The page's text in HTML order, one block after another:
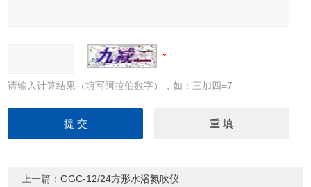
请输入计算结果（填写阿拉伯数字），如：三加四=7
上一篇：GGC-12/24方形水浴氮吹仪